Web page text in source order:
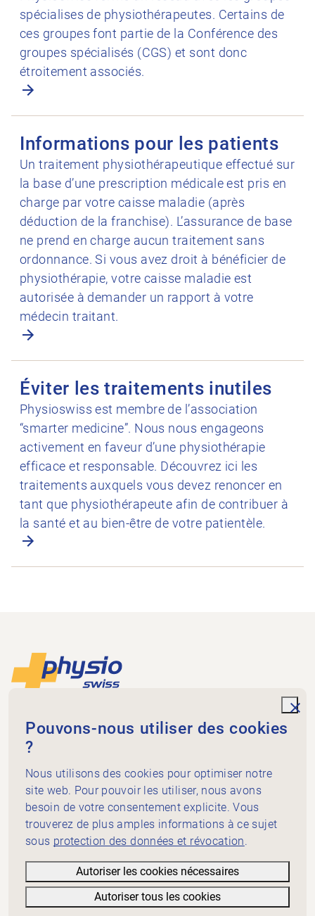
spécialises de physiothérapeutes. Certains de
ces groupes font partie de la Conférence des
groupes spécialisés (CGS) et sont donc
étroitement associés.
Informations pour les patients
Un traitement physiothérapeutique effectué sur
la base d’une prescription médicale est pris en
charge par votre caisse maladie (après
déduction de la franchise). L’assurance de base
ne prend en charge aucun traitement sans
ordonnance. Si vous avez droit à bénéficier de
physiothérapie, votre caisse maladie est
autorisée à demander un rapport à votre
médecin traitant.
Éviter les traitements inutiles
Physioswiss est membre de l’association
“smarter medicine”. Nous nous engageons
activement en faveur d’une physiothérapie
efficace et responsable. Découvrez ici les
traitements auxquels vous devez renoncer en
tant que physiothérapeute afin de contribuer à
la santé et au bien-être de votre patientèle.
Footer
Physioswiss
Dammweg 3
3013 Bern
+41 58 255 36 00
info@physioswiss.ch
Médias sociaux
Important
Connaissances
Prestations
A propos de Physioswiss
Pouvons-nous utiliser des cookies
?
Nous utilisons des cookies pour optimiser notre
site web. Pour pouvoir les utiliser, nous avons
besoin de votre consentement explicite. Vous
trouverez de plus amples informations à ce sujet
sous protection des données et révocation.
Autoriser les cookies nécessaires
Autoriser tous les cookies